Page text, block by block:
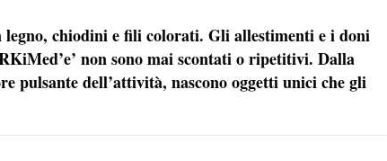
chiodini e fili colorati. Gli allestimenti e i doni
non sono mai scontati o ripetitivi. Dalla
pulsante dell’attività, nascono oggetti unici che gli